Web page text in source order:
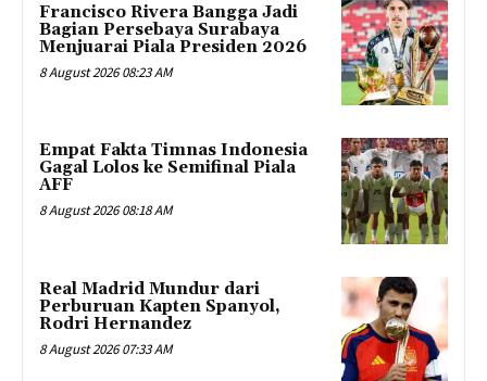
Francisco Rivera Bangga Jadi
Bagian Persebaya Surabaya
Menjuarai Piala Presiden 2026
8 August 2026 08:23 AM
Empat Fakta Timnas Indonesia
Gagal Lolos ke Semifinal Piala
AFF
8 August 2026 08:18 AM
Real Madrid Mundur dari
Perburuan Kapten Spanyol,
Rodri Hernandez
8 August 2026 07:33 AM